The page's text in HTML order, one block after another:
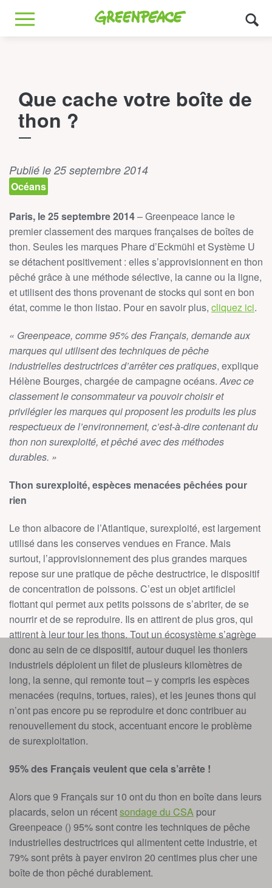
Greenpeace
MENU
Que cache votre boîte de
thon ?
Publié le 25 septembre 2014
Océans
Paris, le 25 septembre 2014– Greenpeace lance le
premier classement des marques françaises de boîtes de
thon. Seules les marques Phare d’Eckmühl et Système U
se détachent positivement : elles s’approvisionnent en thon
pêché grâce à une méthode sélective, la canne ou la ligne,
et utilisent des thons provenant de stocks qui sont en bon
état, comme le thon listao. Pour en savoir plus, cliquez ici.
« Greenpeace, comme 95% des Français, demande aux
marques qui utilisent des techniques de pêche
industrielles destructrices d’arrêter ces pratiques, explique
Hélène Bourges, chargée de campagne océans.Avec ce
classement le consommateur va pouvoir choisir et
privilégier les marques qui proposent les produits les plus
respectueux de l’environnement, c’est-à-dire contenant du
thon non surexploité, et pêché avec des méthodes
durables. »
Thon surexploité, espèces menacées pêchées pour
rien
Le thon albacore de l’Atlantique, surexploité, est largement
utilisé dans les conserves vendues en France. Mais
surtout, l’approvisionnement des plus grandes marques
repose sur une pratique de pêche destructrice, le dispositif
de concentration de poissons. C’est un objet artificiel
flottant qui permet aux petits poissons de s’abriter, de se
nourrir et de se reproduire. Ils en attirent de plus gros, qui
attirent à leur tour les thons. Tout un écosystème s’agrège
donc au sein de ce dispositif, autour duquel les thoniers
industriels déploient un filet de plusieurs kilomètres de
long, la senne, qui remonte tout – y compris les espèces
menacées (requins, tortues, raies), et les jeunes thons qui
n’ont pas encore pu se reproduire et donc contribuer au
renouvellement du stock, accentuant encore le problème
de surexploitation.
95% des Français veulent que cela s’arrête !
Alors que 9 Français sur 10 ont du thon en boîte dans leurs
placards, selon un récentsondage du CSA pour
Greenpeace () 95% sont contre les techniques de pêche
industrielles destructrices qui alimentent cette industrie, et
79% sont prêts à payer environ 20 centimes plus cher une
boîte de thon pêché durablement.